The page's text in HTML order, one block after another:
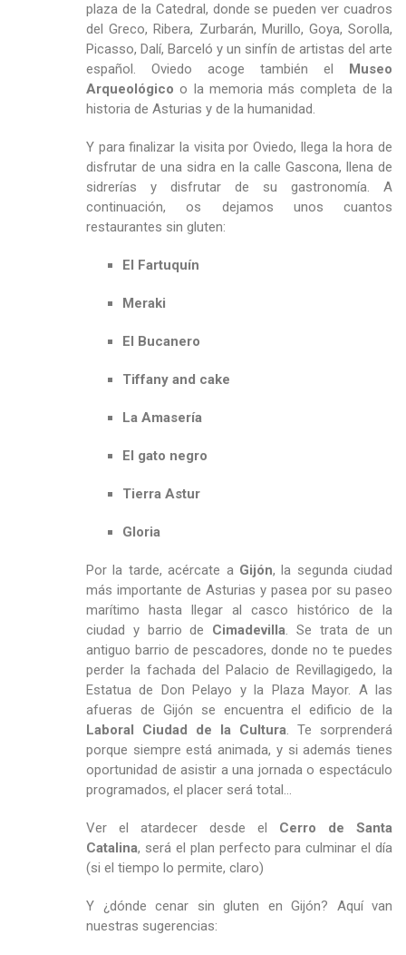
plaza de la Catedral, donde se pueden ver cuadros
del Greco, Ribera, Zurbarán, Murillo, Goya, Sorolla,
Picasso, Dalí, Barceló y un sinfín de artistas del arte
español. Oviedo acoge también el Museo
Arqueológico o la memoria más completa de la
historia de Asturias y de la humanidad.
Y para finalizar la visita por Oviedo, llega la hora de
disfrutar de una sidra en la calle Gascona, llena de
sidrerías y disfrutar de su gastronomía. A
continuación, os dejamos unos cuantos
restaurantes sin gluten:
El Fartuquín
Meraki
El Bucanero
Tiffany and cake
La Amasería
El gato negro
Tierra Astur
Gloria
Por la tarde, acércate a Gijón, la segunda ciudad
más importante de Asturias y pasea por su paseo
marítimo hasta llegar al casco histórico de la
ciudad y barrio de Cimadevilla. Se trata de un
antiguo barrio de pescadores, donde no te puedes
perder la fachada del Palacio de Revillagigedo, la
Estatua de Don Pelayo y la Plaza Mayor. A las
afueras de Gijón se encuentra el edificio de la
Laboral Ciudad de la Cultura. Te sorprenderá
porque siempre está animada, y si además tienes
oportunidad de asistir a una jornada o espectáculo
programados, el placer será total…
Ver el atardecer desde el Cerro de Santa
Catalina, será el plan perfecto para culminar el día
(si el tiempo lo permite, claro)
Y ¿dónde cenar sin gluten en Gijón? Aquí van
nuestras sugerencias: